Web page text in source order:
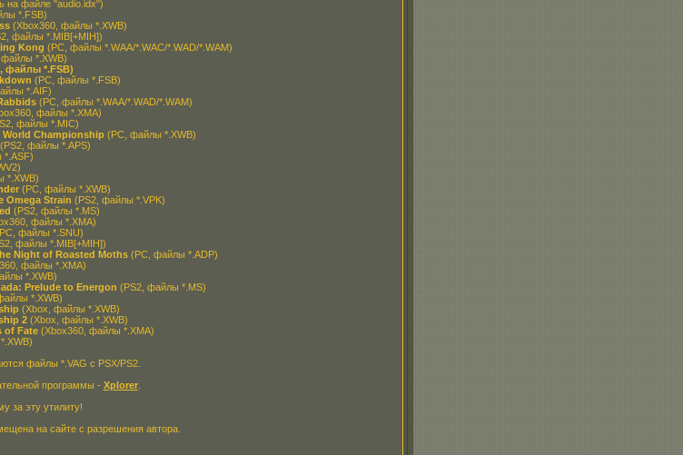
на файле "audio.idx")
*.FSB)
(Xbox360, файлы *.XWB)
файлы *.MIB[+MIH])
Kong (PC, файлы *.WAA/*.WAC/*.WAD/*.WAM)
*.XWB)
файлы *.FSB)
(PC, файлы *.FSB)
*.AIF)
(PC, файлы *.WAA/*.WAD/*.WAM)
файлы *.XMA)
файлы *.MIC)
World Championship(PC, файлы *.XWB)
файлы *.APS)
*.ASF)
*.XWB)
(PC, файлы *.XWB)
Omega Strain (PS2, файлы *.VPK)
(PS2, файлы *.MS)
файлы *.XMA)
файлы *.SNU)
файлы *.MIB[+MIH])
Night of Roasted Moths(PC, файлы *.ADP)
файлы *.XMA)
*.XWB)
Prelude to Energon (PS2, файлы *.MS)
*.XWB)
(Xbox, файлы *.XWB)
2(Xbox, файлы *.XWB)
of Fate(Xbox360, файлы *.XMA)
файлы *.VAG с PSX/PS2.
программы - Xplorer.
за эту утилиту!
на сайте с разрешения автора.